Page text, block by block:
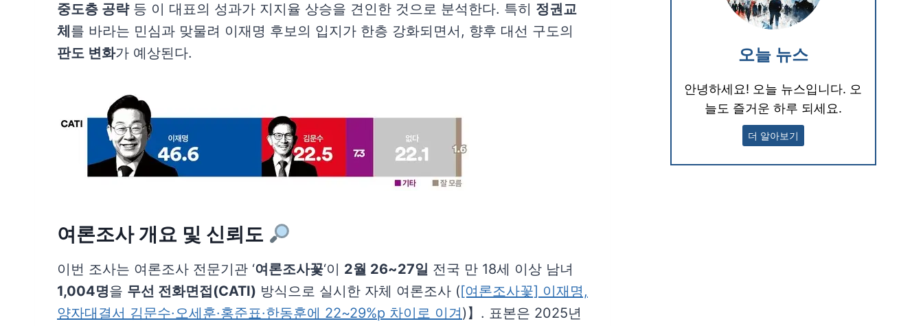
중도층 공략등 이 대표의 성과가 지지율 상승을 견인한 것으로 분석한다. 특히 정권교
체를 바라는 민심과 맞물려 이재명 후보의 입지가 한층 강화되면서, 향후 대선 구도의
판도 변화가 예상된다.
여론조사 개요 및 신뢰도
이번 조사는 여론조사 전문기관 ‘여론조사꽃‘이 2월 26~27일 전국 만 18세 이상 남녀
1,004명을 무선 전화면접(CATI) 방식으로 실시한 자체 여론조사 ([여론조사꽃] 이재명,
양자대결서 김문수·오세훈·홍준표·한동훈에 22~29%p 차이로 이겨)】. 표본은 2025년
오늘 뉴스
안녕하세요! 오늘 뉴스입니다. 오
늘도 즐거운 하루 되세요.
더 알아보기